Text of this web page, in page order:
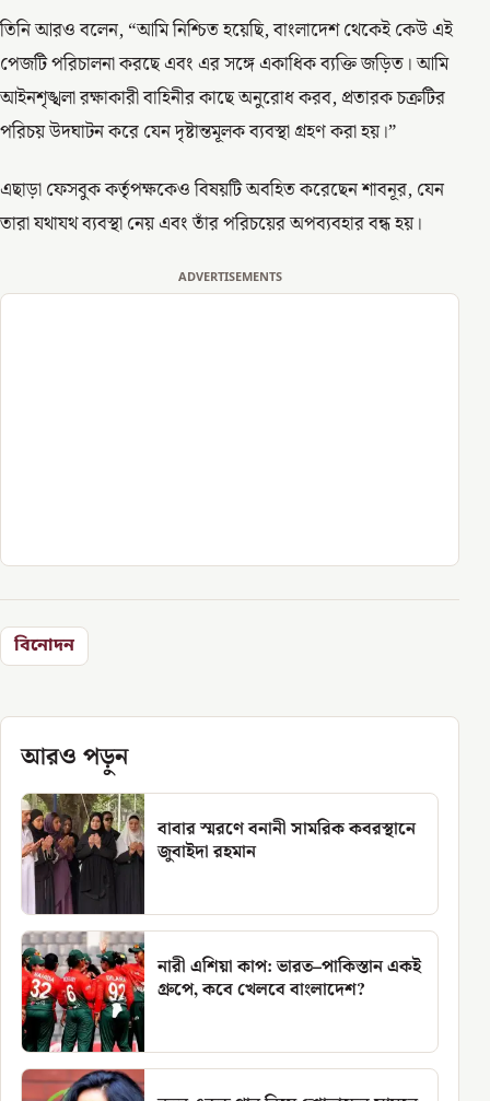
তিনি আরও বলেন, “আমি নিশ্চিত হয়েছি, বাংলাদেশ থেকেই কেউ এই
পেজটি পরিচালনা করছে এবং এর সঙ্গে একাধিক ব্যক্তি জড়িত। আমি
আইনশৃঙ্খলা রক্ষাকারী বাহিনীর কাছে অনুরোধ করব, প্রতারক চক্রটির
পরিচয় উদঘাটন করে যেন দৃষ্টান্তমূলক ব্যবস্থা গ্রহণ করা হয়।”
এছাড়া ফেসবুক কর্তৃপক্ষকেও বিষয়টি অবহিত করেছেন শাবনূর, যেন
তারা যথাযথ ব্যবস্থা নেয় এবং তাঁর পরিচয়ের অপব্যবহার বন্ধ হয়।
ADVERTISEMENTS
বিনোদন
আরও পড়ুন
বাবার স্মরণে বনানী সামরিক কবরস্থানে
জুবাইদা রহমান
নারী এশিয়া কাপ: ভারত–পাকিস্তান একই
গ্রুপে, কবে খেলবে বাংলাদেশ?